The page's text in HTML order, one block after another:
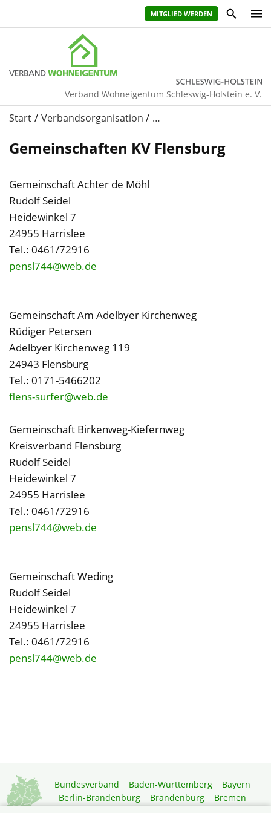
MITGLIED WERDEN
Verband Wohneigentum Schleswig-Holstein e. V.
Start Verbandsorganisation …
Gemeinschaften KV Flensburg
Gemeinschaft Achter de Möhl
Rudolf Seidel
Heidewinkel 7
24955 Harrislee
Tel.: 0461/72916
pensl744@web.de
Gemeinschaft Am Adelbyer Kirchenweg
Rüdiger Petersen
Adelbyer Kirchenweg 119
24943 Flensburg
Tel.: 0171-5466202
flens-surfer@web.de
Gemeinschaft Birkenweg-Kiefernweg
Kreisverband Flensburg
Rudolf Seidel
Heidewinkel 7
24955 Harrislee
Tel.: 0461/72916
pensl744@web.de
Gemeinschaft Weding
Rudolf Seidel
Heidewinkel 7
24955 Harrislee
Tel.: 0461/72916
pensl744@web.de
Bundesverband Baden-Württemberg
Bayern
Berlin-Brandenburg
Brandenburg
Bremen